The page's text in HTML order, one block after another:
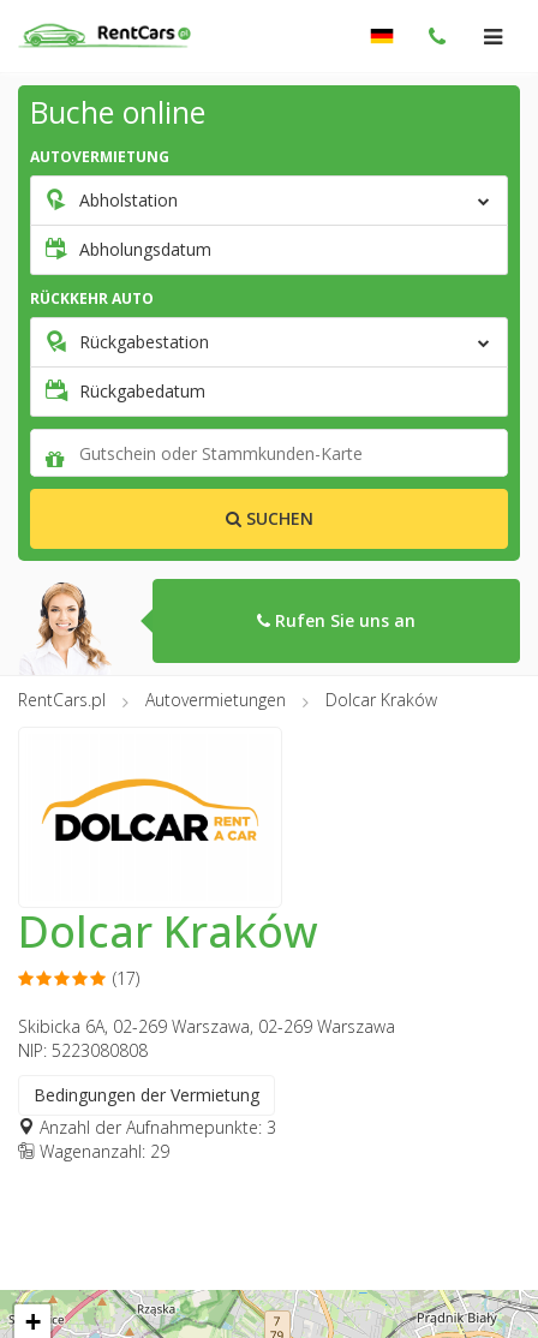
Buche online
AUTOVERMIETUNG
Abholstation
Abholungsdatum
RÜCKKEHR AUTO
Rückgabestation
Rückgabedatum
SUCHEN
Rufen Sie uns an
RentCars.pl Autovermietungen Dolcar Kraków
Dolcar Kraków
(17)
Skibicka 6A, 02-269 Warszawa, 02-269 Warszawa
NIP: 5223080808
Bedingungen der Vermietung
Anzahl der Aufnahmepunkte: 3
Wagenanzahl: 29
+